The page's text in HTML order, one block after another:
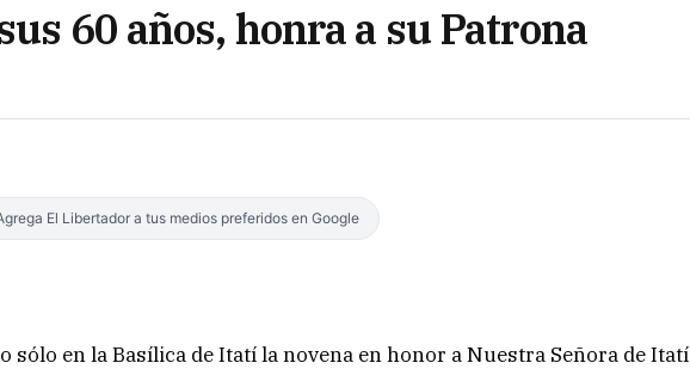
60 años, honra a su Patrona
El Libertador a tus medios preferidos en Google
sólo en la Basílica de Itatí la novena en honor a Nuestra Señora de Itatí